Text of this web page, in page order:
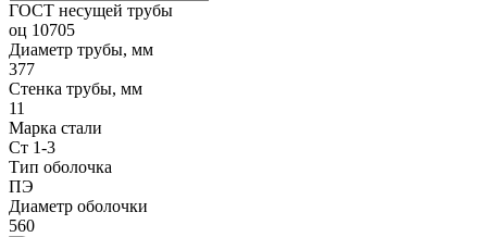
ГОСТ несущей трубы
оц 10705
Диаметр трубы, мм
377
Стенка трубы, мм
11
Марка стали
Ст 1-3
Тип оболочка
ПЭ
Диаметр оболочки
560